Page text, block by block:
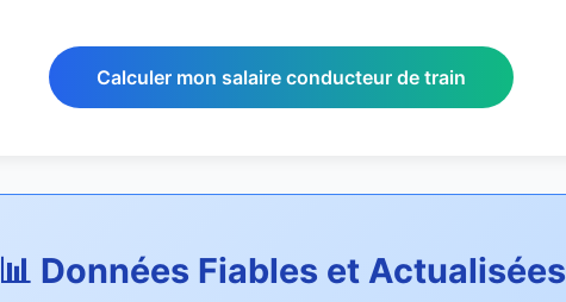
Calculer mon salaire conducteur de train
📊 Données Fiables et Actualisées